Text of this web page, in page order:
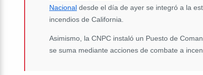
Nacional desde el día de ayer se integró a la
incendios de California.
Asimismo, la CNPC instaló un Puesto de
se suma mediante acciones de combate a